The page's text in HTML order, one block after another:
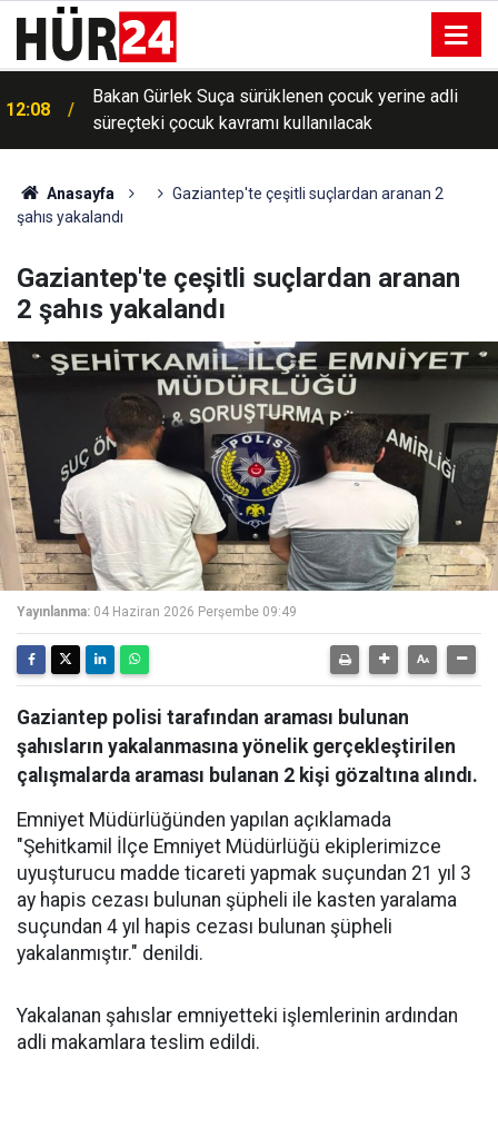
12:08
Bakan Gürlek Suça sürüklenen çocuk yerine adli
süreçteki çocuk kavramı kullanılacak
Anasayfa
Gaziantep'te çeşitli suçlardan aranan 2
şahıs yakalandı
Gaziantep'te çeşitli suçlardan aranan
2 şahıs yakalandı
Yayınlanma: 04 Haziran 2026 Perşembe 09:49
Gaziantep polisi tarafından araması bulunan
şahısların yakalanmasına yönelik gerçekleştirilen
çalışmalarda araması bulanan 2 kişi gözaltına alındı.
Emniyet Müdürlüğünden yapılan açıklamada
"Şehitkamil İlçe Emniyet Müdürlüğü ekiplerimizce
uyuşturucu madde ticareti yapmak suçundan 21 yıl 3
ay hapis cezası bulunan şüpheli ile kasten yaralama
suçundan 4 yıl hapis cezası bulunan şüpheli
yakalanmıştır." denildi.
Yakalanan şahıslar emniyetteki işlemlerinin ardından
adli makamlara teslim edildi.